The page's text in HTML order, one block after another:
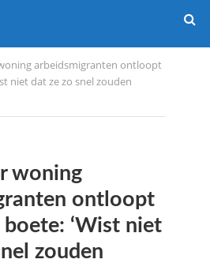
arbeidsmigranten ontloopt
niet dat ze zo snel zouden
woning
ontloopt
‘Wist niet
zouden